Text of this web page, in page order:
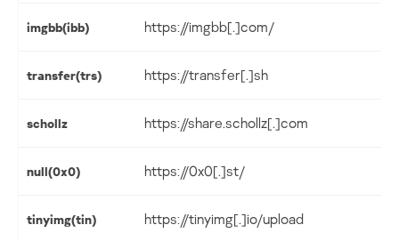
imgbb(ibb) https://imgbb[.]com/
transfer(trs) https://transfer[.]sh
schollz https://share.schollz[.]com
null(0x0) https://0x0[.]st/
tinyimg(tin) https://tinyimg[.]io/upload